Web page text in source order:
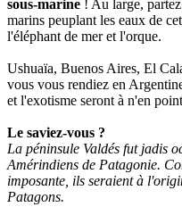
sous-marine ! Au large,
marins peuplant les eaux de
l'éléphant de mer et l'orque.
Ushuaïa, Buenos Aires, El
vous vous rendiez en
et l'exotisme seront à n'en
Le saviez-vous ?
La péninsule Valdés fut jadis
Amérindiens de Patagonie.
imposante, ils seraient à
Patagons.